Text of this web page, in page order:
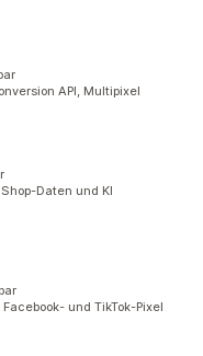
API, Multipixel
Daten und KI
und TikTok-Pixel